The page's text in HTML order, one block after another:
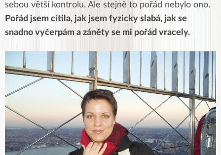
sebou větší kontrolu. Ale stejně to pořád nebylo ono.
Pořád jsem cítila, jak jsem fyzicky slabá, jak se
snadno vyčerpám a záněty se mi pořád vracely.